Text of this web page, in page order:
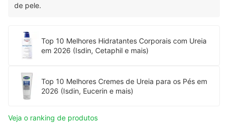
de pele.
Top 10 Melhores Hidratantes Corporais com Ureia
em 2026 (Isdin, Cetaphil e mais)
Top 10 Melhores Cremes de Ureia para os Pés em
2026 (Isdin, Eucerin e mais)
Veja o ranking de produtos